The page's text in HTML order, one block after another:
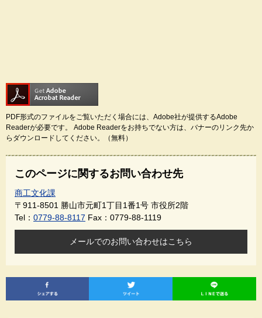
PDF形式のファイルをご覧いただく場合には、Adobe社が提供するAdobe
Readerが必要です。
Adobe Readerをお持ちでない方は、バナーのリンク先か
らダウンロードしてください。（無料）
このページに関するお問い合わせ先
商工文化課
〒911-8501 勝山市元町1丁目1番1号 市役所2階
Tel： 0779-88-8117 Fax：0779-88-1119
メールでのお問い合わせはこちら